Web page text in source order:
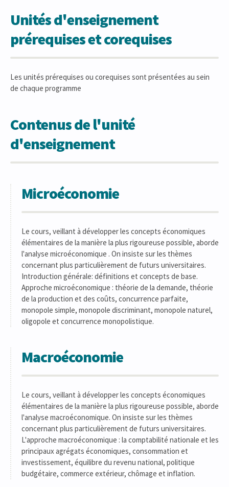
Unités d'enseignement
prérequises et corequises
Les unités prérequises ou corequises sont présentées au sein
de chaque programme
Contenus de l'unité
d'enseignement
Microéconomie
Le cours, veillant à développer les concepts économiques
élémentaires de la manière la plus rigoureuse possible, aborde
l'analyse microéconomique . On insiste sur les thèmes
concernant plus particulièrement de futurs universitaires.
Introduction générale: définitions et concepts de base.
Approche microéconomique : théorie de la demande, théorie
de la production et des coûts, concurrence parfaite,
monopole simple, monopole discriminant, monopole naturel,
oligopole et concurrence monopolistique.
Macroéconomie
Le cours, veillant à développer les concepts économiques
élémentaires de la manière la plus rigoureuse possible, aborde
l'analyse macroéconomique. On insiste sur les thèmes
concernant plus particulièrement de futurs universitaires.
L'approche macroéconomique : la comptabilité nationale et les
principaux agrégats économiques, consommation et
investissement, équilibre du revenu national, politique
budgétaire, commerce extérieur, chômage et inflation.